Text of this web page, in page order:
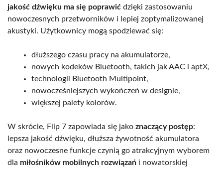
jakość dźwięku ma się poprawić dzięki zastosowaniu
nowoczesnych przetworników i lepiej zoptymalizowanej
akustyki. Użytkownicy mogą spodziewać się:
dłuższego czasu pracy na akumulatorze,
nowych kodeków Bluetooth, takich jak AAC i aptX,
technologii Bluetooth Multipoint,
nowocześniejszych wykończeń w designie,
większej palety kolorów.
W skrócie, Flip 7 zapowiada się jako znaczący postęp:
lepsza jakość dźwięku, dłuższa żywotność akumulatora
oraz nowoczesne funkcje czynią go atrakcyjnym wyborem
dla miłośników mobilnych rozwiązań i nowatorskiej